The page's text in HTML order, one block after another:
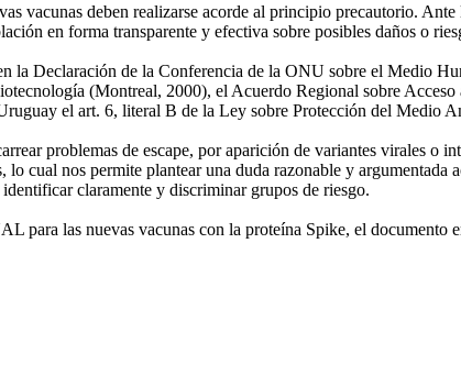
vacunas deben realizarse acorde al principio precautorio.
en forma transparente y efectiva sobre posibles daños o
la Declaración de la Conferencia de la ONU sobre el Medio
(Montreal, 2000), el Acuerdo Regional sobre
el art. 6, literal B de la Ley sobre Protección del Medio
problemas de escape, por aparición de variantes virales o
lo cual nos permite plantear una duda razonable y
claramente y discriminar grupos de riesgo.
para las nuevas vacunas con la proteína Spike, el documento